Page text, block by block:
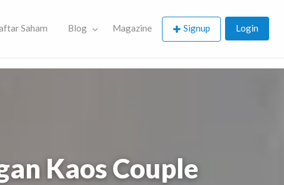
Saham Blog Magazine Signup Login
Kaos Couple